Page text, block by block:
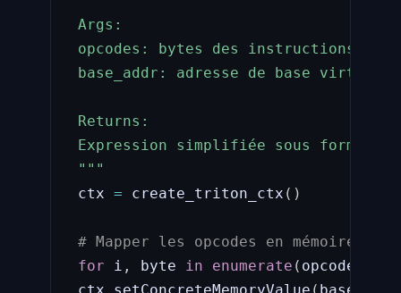
Args:
opcodes: bytes des instructions x86-
base_addr: adresse de base virtuelle
Returns:
Expression simplifiée sous forme de
"""
ctx = create_triton_ctx ( )
# Mapper les opcodes en mémoire
for i , byte in enumerate ( opcodes